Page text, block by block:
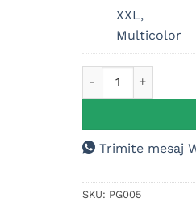
cupola
XXL,
Multicolor
Trimite mesaj
SKU: PG005